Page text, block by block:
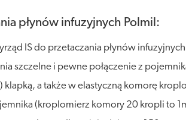
płynów infuzyjnych Polmil:
IS do przetaczania płynów
szczelne i pewne połączenie z
a także w elastyczną komorę
(kroplomierz komory 20 kropli to